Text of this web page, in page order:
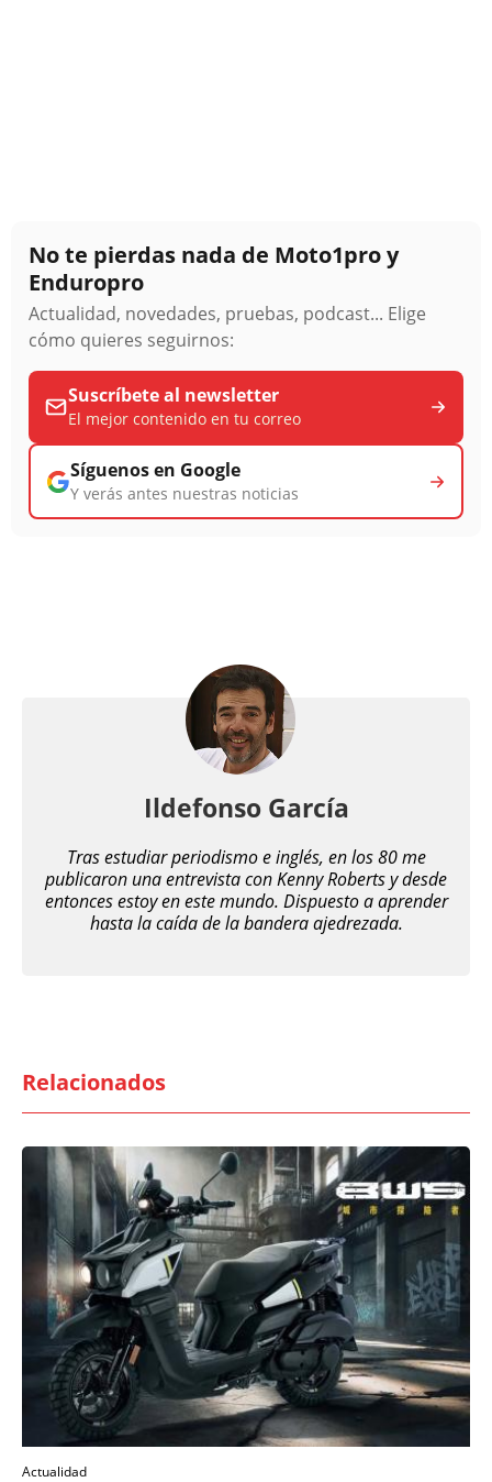
No te pierdas nada de Moto1pro y
Enduropro
Actualidad, novedades, pruebas, podcast... Elige
cómo quieres seguirnos:
Suscríbete al newsletter
El mejor contenido en tu correo
Síguenos en Google
Y verás antes nuestras noticias
Ildefonso García
Tras estudiar periodismo e inglés, en los 80 me
publicaron una entrevista con Kenny Roberts y desde
entonces estoy en este mundo. Dispuesto a aprender
hasta la caída de la bandera ajedrezada.
Relacionados
Actualidad